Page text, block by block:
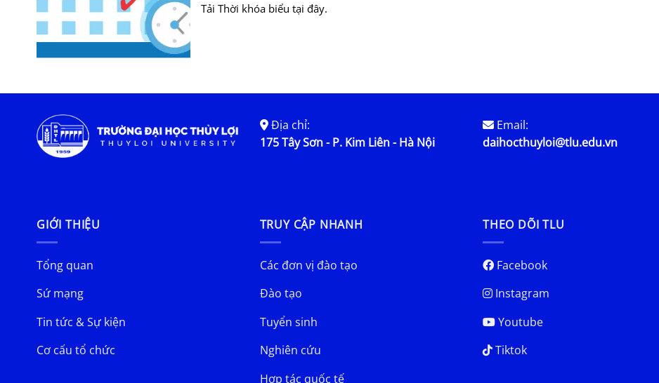
Tải Thời khóa biểu tại đây.
Địa chỉ:
175 Tây Sơn - P. Kim Liên - Hà Nội
Email:
daihocthuyloi@tlu.edu.vn
GIỚI THIỆU
Tổng quan
Sứ mạng
Tin tức & Sự kiện
Cơ cấu tổ chức
TRUY CẬP NHANH
Các đơn vị đào tạo
Đào tạo
Tuyển sinh
Nghiên cứu
Hợp tác quốc tế
THEO DÕI TLU
Facebook
Instagram
Youtube
Tiktok